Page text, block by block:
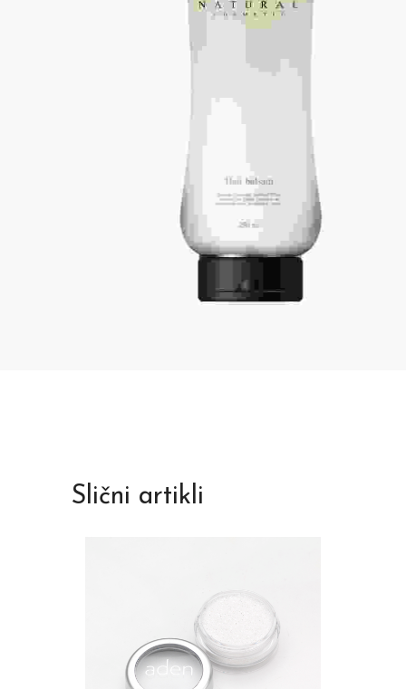
Slični artikli